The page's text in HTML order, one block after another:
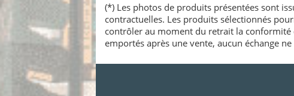
(*) Les photos de produits présentées sont
contractuelles. Les produits sélectionnés
contrôler au moment du retrait la
emportés après une vente, aucun échange